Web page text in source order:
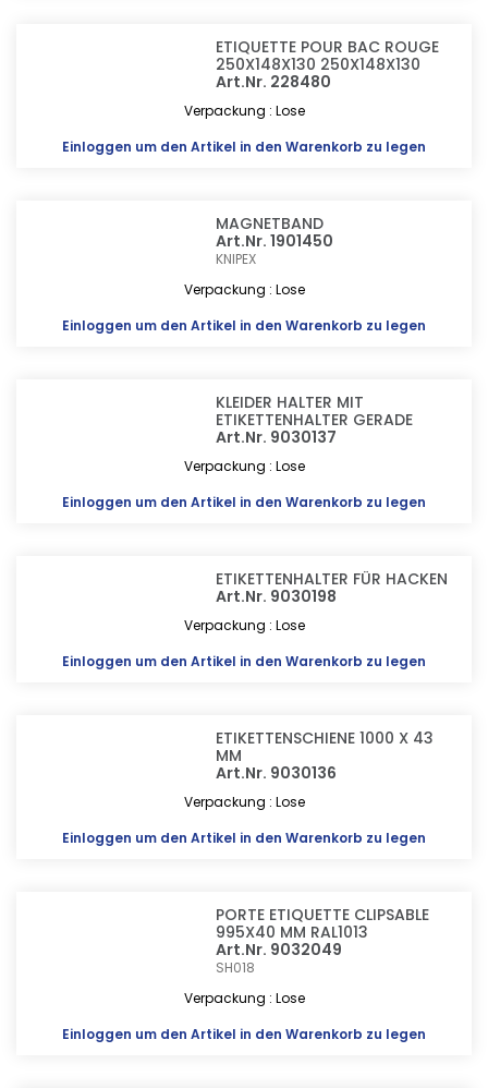
ETIQUETTE POUR BAC ROUGE
250X148X130 250X148X130
Art.Nr. 228480
Verpackung : Lose
Einloggen um den Artikel in den Warenkorb zu legen
MAGNETBAND
Art.Nr. 1901450
KNIPEX
Verpackung : Lose
Einloggen um den Artikel in den Warenkorb zu legen
KLEIDER HALTER MIT
ETIKETTENHALTER GERADE
Art.Nr. 9030137
Verpackung : Lose
Einloggen um den Artikel in den Warenkorb zu legen
ETIKETTENHALTER FÜR HACKEN
Art.Nr. 9030198
Verpackung : Lose
Einloggen um den Artikel in den Warenkorb zu legen
ETIKETTENSCHIENE 1000 X 43
MM
Art.Nr. 9030136
Verpackung : Lose
Einloggen um den Artikel in den Warenkorb zu legen
PORTE ETIQUETTE CLIPSABLE
995X40 MM RAL1013
Art.Nr. 9032049
SH018
Verpackung : Lose
Einloggen um den Artikel in den Warenkorb zu legen